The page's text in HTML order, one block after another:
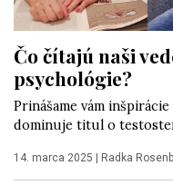
Čo čítajú naši
psychológie?
Prinášame vám
dominuje titul o
14. marca 2025 Radka